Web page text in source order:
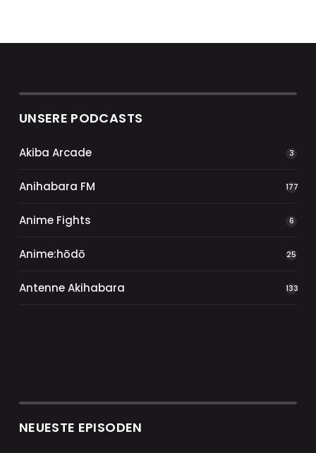
UNSERE PODCASTS
Akiba Arcade 3
Anihabara FM 177
Anime Fights 6
Anime:hōdō 25
Antenne Akihabara 133
NEUESTE EPISODEN